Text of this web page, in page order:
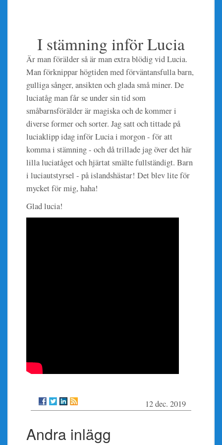
I stämning inför Lucia
Är man förälder så är man extra blödig vid Lucia.
Man förknippar högtiden med förväntansfulla barn,
gulliga sånger, ansikten och glada små miner. De
luciatåg man får se under sin tid som
småbarnsförälder är magiska och de kommer i
diverse former och sorter. Jag satt och tittade på
luciaklipp idag inför Lucia i morgon - för att
komma i stämning - och då trillade jag över det här
lilla luciatåget och hjärtat smälte fullständigt. Barn
i luciautstyrsel - på islandshästar! Det blev lite för
mycket för mig, haha!
Glad lucia!
12 dec. 2019
Andra inlägg